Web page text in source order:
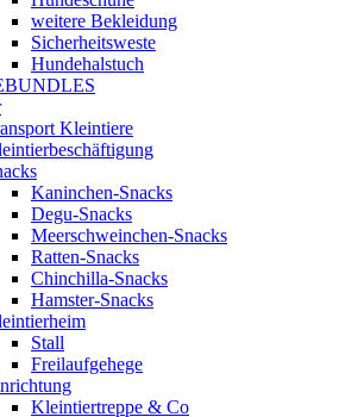
weitere Bekleidung
Sicherheitsweste
Hundehalstuch
Kleintiere
Kaninchen-Snacks
Degu-Snacks
Meerschweinchen-Snacks
Ratten-Snacks
Chinchilla-Snacks
Hamster-Snacks
Stall
Freilaufgehege
Kleintiertreppe & Co